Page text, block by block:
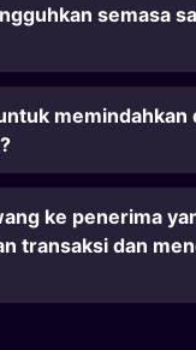
semasa
memindahkan
ke penerima
transaksi dan